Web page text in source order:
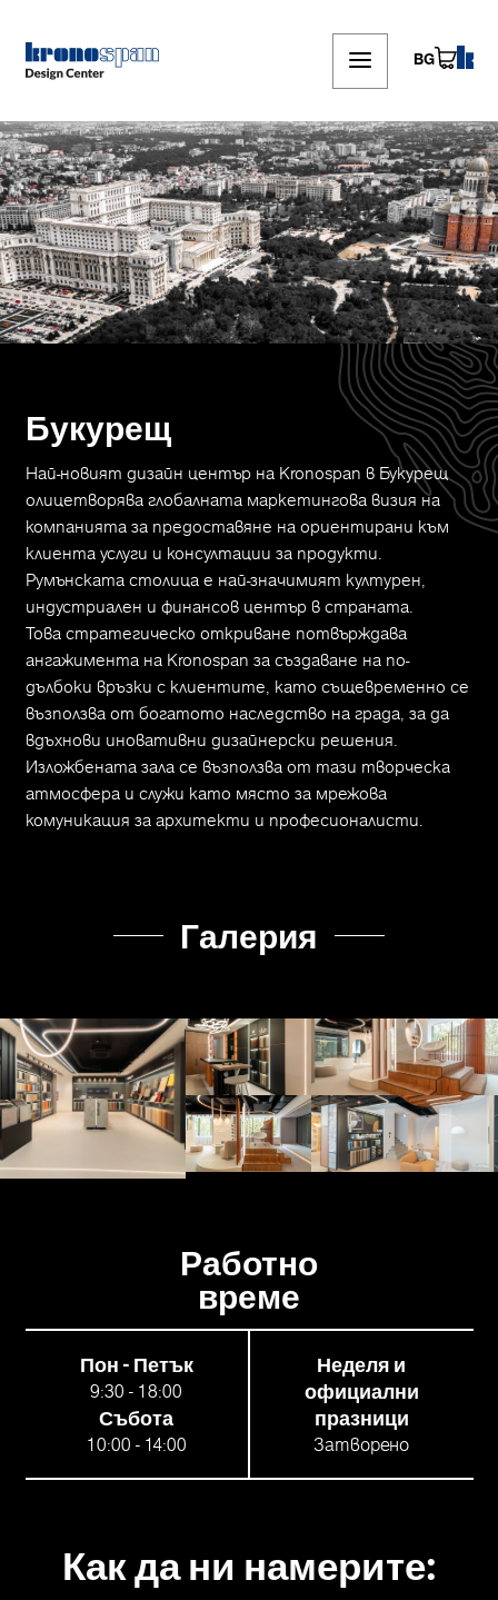
content
BG
Букурещ
Най-новият дизайн център на Kronospan в Букурещ
олицетворява глобалната маркетингова визия на
компанията за предоставяне на ориентирани към
клиента услуги и консултации за продукти.
Румънската столица е най-значимият културен,
индустриален и финансов център в страната.
Това стратегическо откриване потвърждава
ангажимента на Kronospan за създаване на по-
дълбоки връзки с клиентите, като същевременно се
възползва от богатото наследство на града, за да
вдъхнови иновативни дизайнерски решения.
Изложбената зала се възползва от тази творческа
атмосфера и служи като място за мрежова
комуникация за архитекти и професионалисти.
Галерия
Работно
време
Пон - Петък
9:30 - 18:00
Събота
10:00 - 14:00
Неделя и
официални
празници
Затворено
Как да ни намерите: